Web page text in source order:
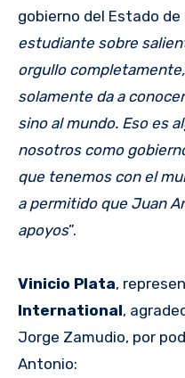
gobierno del Estado de
estudiante sobre
orgullo
solamente da a
sino al mundo. Eso es
nosotros como
que tenemos con el
a permitido que Juan
apoyos”.
Vinicio Plata,
International,
Jorge Zamudio, por
Antonio: